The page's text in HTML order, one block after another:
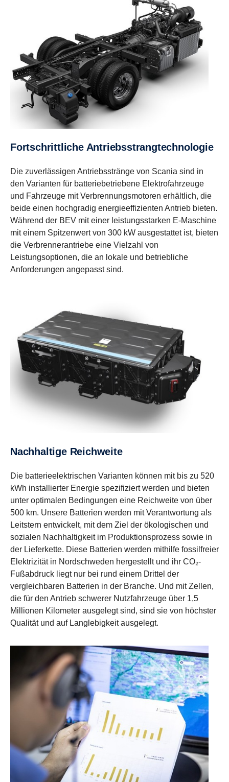
Fortschrittliche Antriebsstrangtechnologie
Die zuverlässigen Antriebsstränge von Scania sind in
den Varianten für batteriebetriebene Elektrofahrzeuge
und Fahrzeuge mit Verbrennungsmotoren erhältlich, die
beide einen hochgradig energieeffizienten Antrieb bieten.
Während der BEV mit einer leistungsstarken E-Maschine
mit einem Spitzenwert von 300 kW ausgestattet ist, bieten
die Verbrennerantriebe eine Vielzahl von
Leistungsoptionen, die an lokale und betriebliche
Anforderungen angepasst sind.
Nachhaltige Reichweite
Die batterieelektrischen Varianten können mit bis zu 520
kWh installierter Energie spezifiziert werden und bieten
unter optimalen Bedingungen eine Reichweite von über
500 km. Unsere Batterien werden mit Verantwortung als
Leitstern entwickelt, mit dem Ziel der ökologischen und
sozialen Nachhaltigkeit im Produktionsprozess sowie in
der Lieferkette. Diese Batterien werden mithilfe fossilfreier
Elektrizität in Nordschweden hergestellt und ihr CO₂-
Fußabdruck liegt nur bei rund einem Drittel der
vergleichbaren Batterien in der Branche. Und mit Zellen,
die für den Antrieb schwerer Nutzfahrzeuge über 1,5
Millionen Kilometer ausgelegt sind, sind sie von höchster
Qualität und auf Langlebigkeit ausgelegt.